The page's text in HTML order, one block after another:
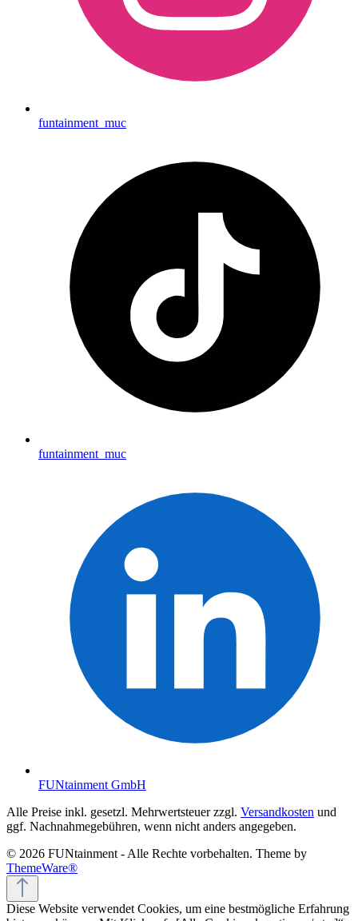
funtainment_muc
funtainment_muc
FUNtainment GmbH
Alle Preise inkl. gesetzl. Mehrwertsteuer zzgl. Versandkosten und
ggf. Nachnahmegebühren, wenn nicht anders angegeben.
© 2026 FUNtainment - Alle Rechte vorbehalten. Theme by
ThemeWare®
Diese Website verwendet Cookies, um eine bestmögliche Erfahrung